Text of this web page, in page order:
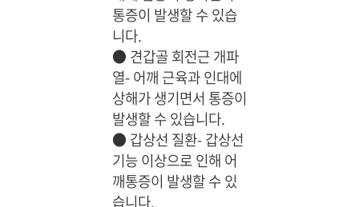
통증이 발생할 수 있습
니다.
● 견갑골 회전근 개파
열- 어깨 근육과 인대에
상해가 생기면서 통증이
발생할 수 있습니다.
● 갑상선 질환- 갑상선
기능 이상으로 인해 어
깨통증이 발생할 수 있
습니다.